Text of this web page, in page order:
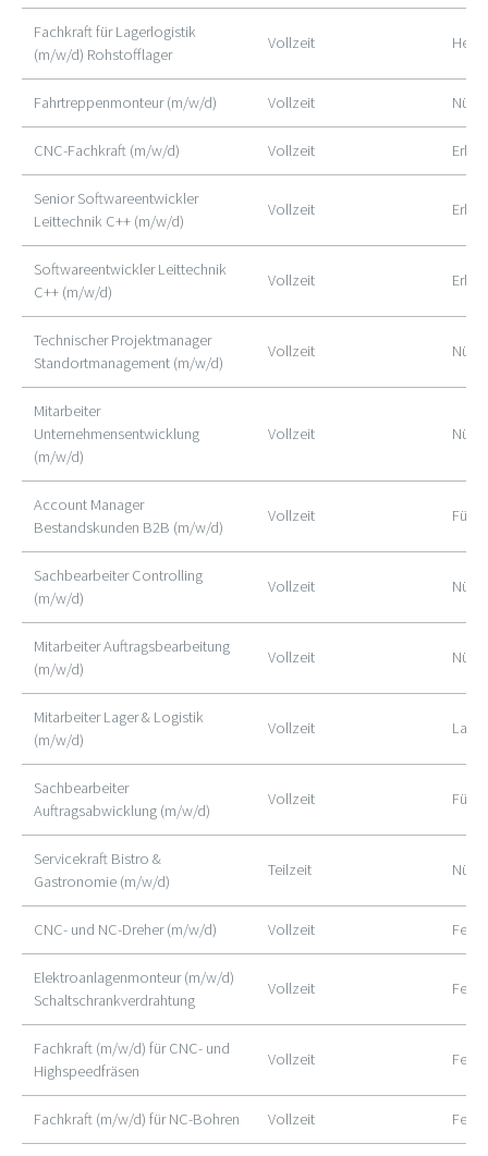
Fachkraft für Lagerlogistik
(m/w/d) Rohstofflager
Vollzeit
Fahrtreppenmonteur (m/w/d) Vollzeit
CNC-Fachkraft (m/w/d) Vollzeit
Senior Softwareentwickler
Leittechnik C++ (m/w/d)
Vollzeit
Softwareentwickler Leittechnik
C++ (m/w/d)
Vollzeit
Technischer Projektmanager
Standortmanagement (m/w/d)
Vollzeit
Mitarbeiter
Unternehmensentwicklung
(m/w/d)
Vollzeit
Account Manager
Bestandskunden B2B (m/w/d)
Vollzeit Fürth
Sachbearbeiter Controlling
(m/w/d)
Vollzeit
Mitarbeiter Auftragsbearbeitung
(m/w/d)
Vollzeit
Mitarbeiter Lager & Logistik
(m/w/d)
Vollzeit Lauf
Sachbearbeiter
Auftragsabwicklung (m/w/d)
Vollzeit Fürth
Servicekraft Bistro &
Gastronomie (m/w/d)
Teilzeit
CNC- und NC-Dreher (m/w/d) Vollzeit
Elektroanlagenmonteur (m/w/d)
Schaltschrankverdrahtung
Vollzeit
Fachkraft (m/w/d) für CNC- und
Highspeedfräsen
Vollzeit
Fachkraft (m/w/d) für NC-Bohren Vollzeit